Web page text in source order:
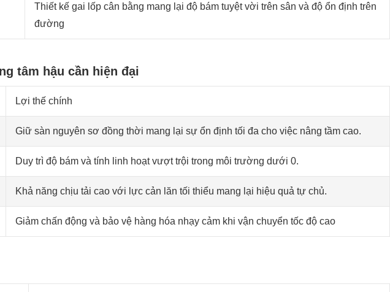
Thiết kế gai lốp cân bằng mang lại độ bám tuyệt vời trên sân và độ ổn định trên
đường
tâm hậu cần hiện đại
Lợi thế chính
Giữ sàn nguyên sơ đồng thời mang lại sự ổn định tối đa cho việc nâng tầm cao.
Duy trì độ bám và tính linh hoạt vượt trội trong môi trường dưới 0.
Khả năng chịu tải cao với lực cản lăn tối thiểu mang lại hiệu quả tự chủ.
Giảm chấn động và bảo vệ hàng hóa nhạy cảm khi vận chuyển tốc độ cao